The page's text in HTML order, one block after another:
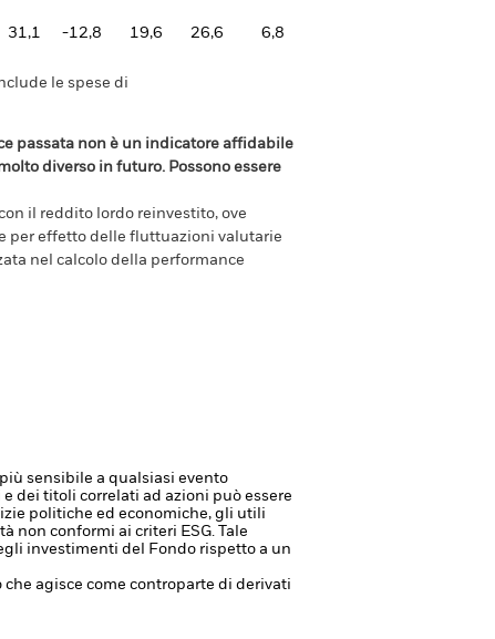
31,1 -12,8 19,6 26,6 6,8
le spese di
passata non è un indicatore affidabile
diverso in futuro. Possono essere
il reddito lordo reinvestito, ove
per effetto delle fluttuazioni valutarie
nel calcolo della performance
sensibile a qualsiasi evento
e dei titoli correlati ad azioni può essere
politiche ed economiche, gli utili
non conformi ai criteri ESG. Tale
investimenti del Fondo rispetto a un
agisce come controparte di derivati